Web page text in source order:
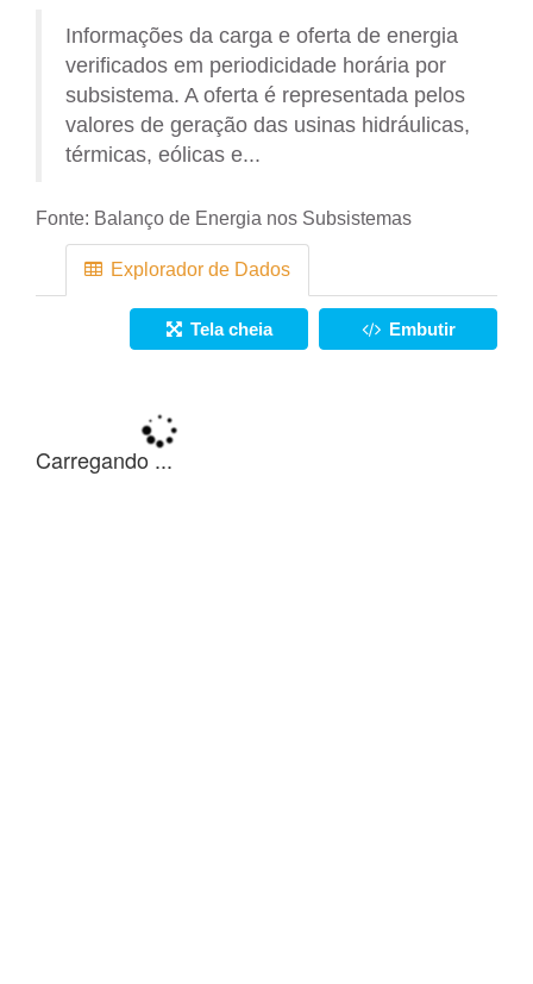
Informações da carga e oferta de energia
verificados em periodicidade horária por
subsistema. A oferta é representada pelos
valores de geração das usinas hidráulicas,
térmicas, eólicas e...
Fonte: Balanço de Energia nos Subsistemas
Explorador de Dados
Tela cheia Embutir